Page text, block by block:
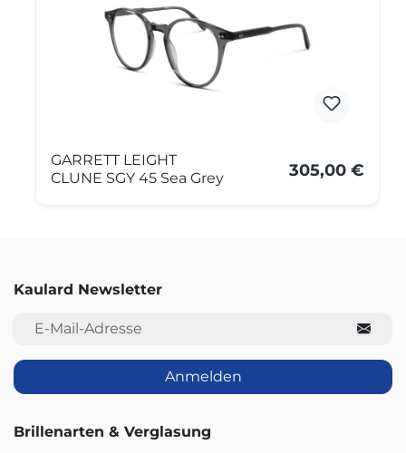
GARRETT LEIGHT
CLUNE SGY 45 Sea Grey
305,00 €
Kaulard Newsletter
E-Mail-Adresse
Anmelden
Brillenarten & Verglasung